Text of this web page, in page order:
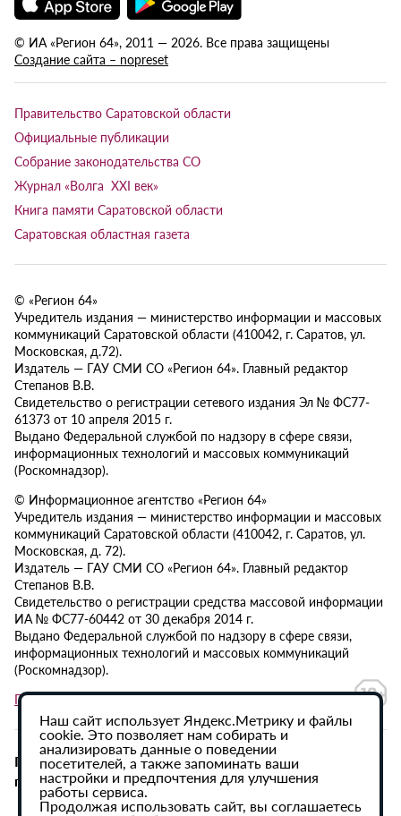
© ИА «Регион 64», 2011 — 2026. Все права защищены
Создание сайта – nopreset
Правительство Саратовской области
Официальные публикации
Собрание законодательства СО
Журнал «Волга XXI век»
Книга памяти Саратовской области
Саратовская областная газета
© «Регион 64»
Учредитель издания — министерство информации и массовых
коммуникаций Саратовской области (410042, г. Саратов, ул.
Московская, д.72).
Издатель — ГАУ СМИ СО «Регион 64». Главный редактор
Степанов В.В.
Свидетельство о регистрации сетевого издания Эл № ФС77-
61373 от 10 апреля 2015 г.
Выдано Федеральной службой по надзору в сфере связи,
информационных технологий и массовых коммуникаций
(Роскомнадзор).
© Информационное агентство «Регион 64»
Учредитель издания — министерство информации и массовых
коммуникаций Саратовской области (410042, г. Саратов, ул.
Московская, д. 72).
Издатель — ГАУ СМИ СО «Регион 64». Главный редактор
Степанов В.В.
Свидетельство о регистрации средства массовой информации
ИА № ФС77-60442 от 30 декабря 2014 г.
Выдано Федеральной службой по надзору в сфере связи,
информационных технологий и массовых коммуникаций
(Роскомнадзор).
Политика в отношении обработки персональных данных
При использовании материалов сайта активная
гиперссылка на ИА «Регион 64» обязательна.
Наш сайт использует Яндекс.Метрику и файлы
cookie. Это позволяет нам собирать и
анализировать данные о поведении
посетителей, а также запоминать ваши
настройки и предпочтения для улучшения
работы сервиса.
Продолжая использовать сайт, вы соглашаетесь